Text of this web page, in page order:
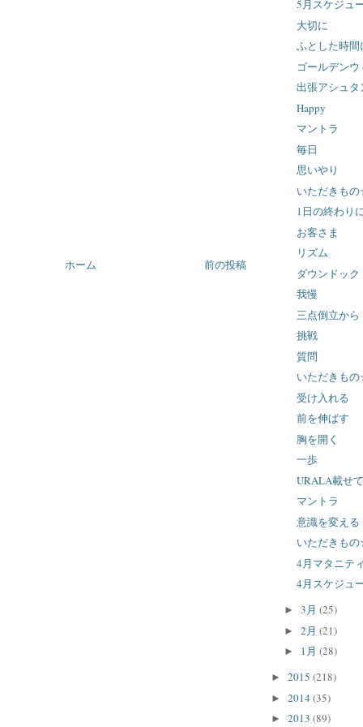
前の投稿
ホーム
5月スケジュ
大切に
ふとした時間
ゴールデン
出張アシュ
Happy
マントラ
毎日
思いやり
いただきも
1日の終わり
お客さま
リズム
ダウンドック
我慢
三点倒立から
挑戦
質問
いただきも
受け入れる
前を伸ばす
胸を開く
一歩
URALA載せ
マントラ
意識を変える
いただきも
4月マタニテ
4月スケジュ
► 3月 (25)
► 2月 (21)
► 1月 (28)
► 2015 (218)
► 2014 (35)
► 2013 (89)